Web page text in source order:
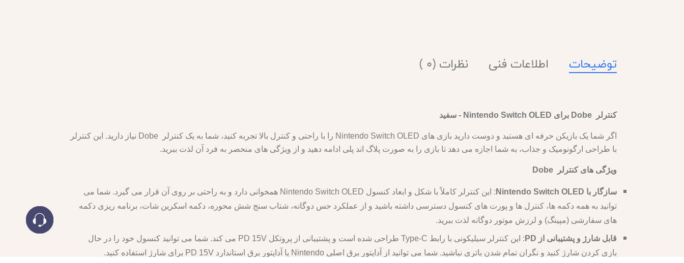
توضیحات اطلاعات فنی نظرات (0 )
کنترلر Dobe برای Nintendo Switch OLED - سفید
اگر شما یک بازیکن حرفه ای هستید و دوست دارید بازی های Nintendo Switch OLED را با راحتی و کنترل بالا تجربه کنید، شما به یک کنترلر Dobe نیاز دارید. این کنترلر
با طراحی ارگونومیک و جذاب، به شما اجازه می دهد تا بازی را به صورت پلاگ اند پلی ادامه دهید و از ویژگی های منحصر به فرد آن لذت ببرید.
ویژگی های کنترلر Dobe
سازگار با Nintendo Switch OLED
: این کنترلر کاملاً با شکل و ابعاد کنسول Nintendo Switch OLED همخوانی دارد و به راحتی بر روی آن قرار می گیرد. شما می
توانید به همه دکمه ها، کنترل ها و پورت های کنسول دسترسی داشته باشید و از عملکرد حس دوگانه، شتاب سنج شش محوره، دکمه اسکرین شات، برنامه ریزی دکمه
های سفارشی (مپینگ) و لرزش موتور دوگانه لذت ببرید.
قابل شارژ و پشتیبانی از PD
: این کنترلر سیلیکونی با رابط Type-C طراحی شده است و پشتیبانی از پروتکل PD 15V می کند. شما می توانید کنسول خود را در حال
بازی کردن شارژ کنید و نگران تمام شدن باتری نباشید. شما می توانید از آداپتور برق اصلی Nintendo یا آداپتور برق استاندارد PD 15V برای شارژ استفاده کنید.